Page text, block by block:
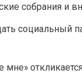
собрания и
социальный
мне»